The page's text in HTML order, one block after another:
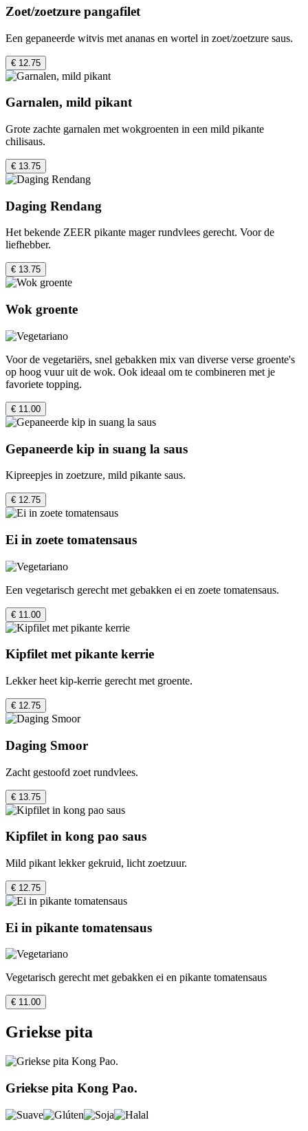
Zoet/zoetzure pangafilet
Een gepaneerde witvis met ananas en wortel in zoet/zoetzure saus.
€ 12.75
Garnalen, mild pikant
Grote zachte garnalen met wokgroenten in een mild pikante
chilisaus.
€ 13.75
Daging Rendang
Het bekende ZEER pikante mager rundvlees gerecht. Voor de
liefhebber.
€ 13.75
Wok groente
Voor de vegetariërs, snel gebakken mix van diverse verse groente's
op hoog vuur uit de wok. Ook ideaal om te combineren met je
favoriete topping.
€ 11.00
Gepaneerde kip in suang la saus
Kipreepjes in zoetzure, mild pikante saus.
€ 12.75
Ei in zoete tomatensaus
Een vegetarisch gerecht met gebakken ei en zoete tomatensaus.
€ 11.00
Kipfilet met pikante kerrie
Lekker heet kip-kerrie gerecht met groente.
€ 12.75
Daging Smoor
Zacht gestoofd zoet rundvlees.
€ 13.75
Kipfilet in kong pao saus
Mild pikant lekker gekruid, licht zoetzuur.
€ 12.75
Ei in pikante tomatensaus
Vegetarisch gerecht met gebakken ei en pikante tomatensaus
€ 11.00
Griekse pita
Griekse pita Kong Pao.